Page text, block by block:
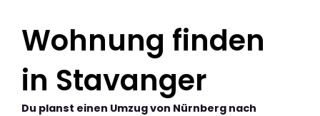
Wohnung finden
in Stavanger
Du planst einen Umzug von Nürnberg nach